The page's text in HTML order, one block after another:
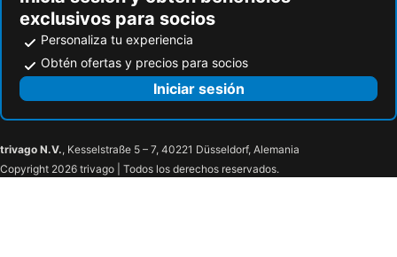
exclusivos para socios
Personaliza tu experiencia
Obtén ofertas y precios para socios
Iniciar sesión
trivago N.V., Kesselstraße 5 – 7, 40221 Düsseldorf, Alemania
Copyright 2026 trivago | Todos los derechos reservados.